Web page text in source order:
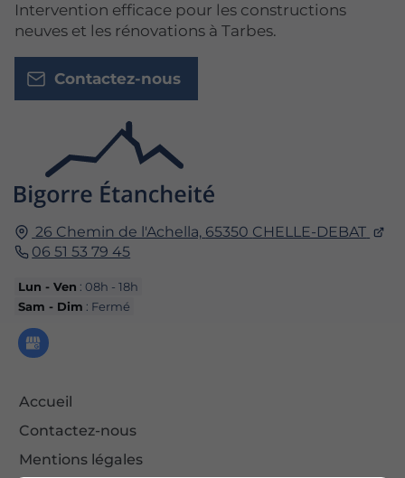
26 Chemin de l'Achella, 65350 CHELLE-DEBAT
06 51 53 79 45
Lun - Ven : 08h - 18h
Sam - Dim : Fermé
Accueil
Contactez-nous
Mentions légales
Intervention efficace pour les constructions
neuves et les rénovations à Tarbes.
Contactez-nous